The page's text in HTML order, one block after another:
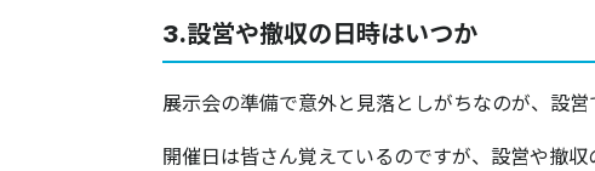
3.設営や撤収の日時はいつか
展示会の準備で意外と見落としがちなのが、設
開催日は皆さん覚えているのですが、設営や撤